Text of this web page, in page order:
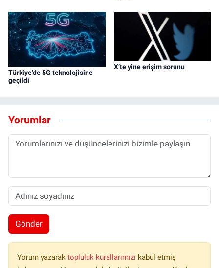
Türkiye’de 5G teknolojisine
geçildi
X’te yine erişim sorunu
Yorumlar
Gönder
Yorum yazarak topluluk kurallarımızı kabul etmiş